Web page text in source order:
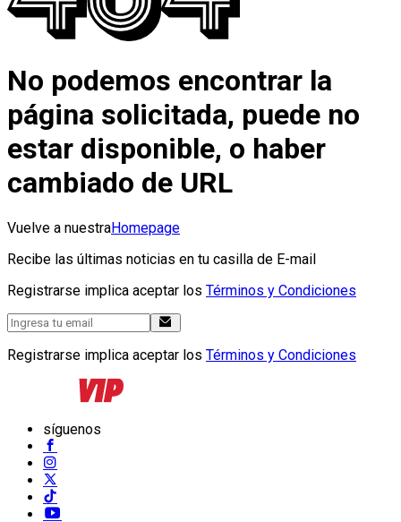
No podemos encontrar la
página solicitada, puede no
estar disponible, o haber
cambiado de URL
Vuelve a nuestraHomepage
Recibe las últimas noticias en tu casilla de E-mail
Registrarse implica aceptar los Términos y Condiciones
Registrarse implica aceptar los Términos y Condiciones
síguenos